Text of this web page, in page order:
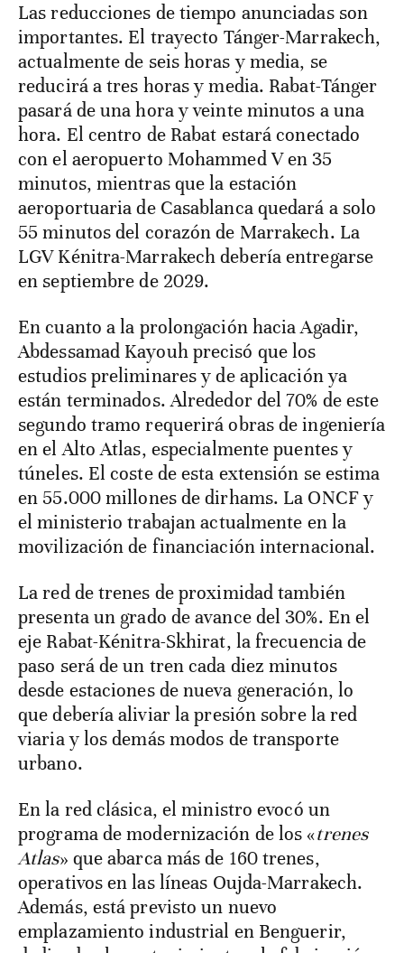
Las reducciones de tiempo anunciadas son
importantes. El trayecto Tánger-Marrakech,
actualmente de seis horas y media, se
reducirá a tres horas y media. Rabat-Tánger
pasará de una hora y veinte minutos a una
hora. El centro de Rabat estará conectado
con el aeropuerto Mohammed V en 35
minutos, mientras que la estación
aeroportuaria de Casablanca quedará a solo
55 minutos del corazón de Marrakech. La
LGV Kénitra-Marrakech debería entregarse
en septiembre de 2029.
En cuanto a la prolongación hacia Agadir,
Abdessamad Kayouh precisó que los
estudios preliminares y de aplicación ya
están terminados. Alrededor del 70% de este
segundo tramo requerirá obras de ingeniería
en el Alto Atlas, especialmente puentes y
túneles. El coste de esta extensión se estima
en 55.000 millones de dirhams. La ONCF y
el ministerio trabajan actualmente en la
movilización de financiación internacional.
La red de trenes de proximidad también
presenta un grado de avance del 30%. En el
eje Rabat-Kénitra-Skhirat, la frecuencia de
paso será de un tren cada diez minutos
desde estaciones de nueva generación, lo
que debería aliviar la presión sobre la red
viaria y los demás modos de transporte
urbano.
En la red clásica, el ministro evocó un
programa de modernización de los «trenes
Atlas» que abarca más de 160 trenes,
operativos en las líneas Oujda-Marrakech.
Además, está previsto un nuevo
emplazamiento industrial en Benguerir,